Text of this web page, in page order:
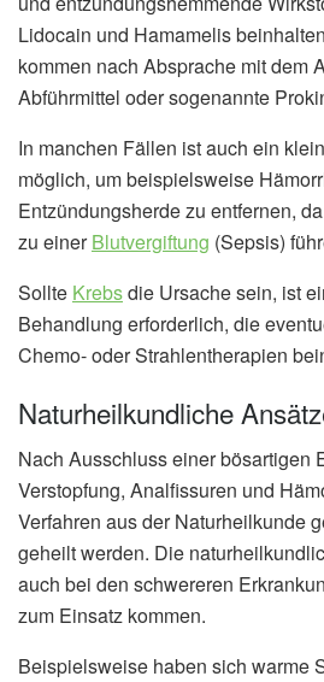
Lidocain und Hamamelis
kommen nach Absprache mit dem
Abführmittel oder sogenannte
In manchen Fällen ist auch ein
möglich, um beispielsweise
Entzündungsherde zu entfernen,
zu einerBlutvergiftung (Sepsis)
Sollte Krebsdie Ursache sein, ist
Behandlung erforderlich, die
Chemo- oder Strahlentherapien
Naturheilkundliche
Nach Ausschluss einer bösartigen
Verstopfung, Analfissuren und
Verfahren aus der Naturheilkunde
geheilt werden. Die
auch bei den schwereren
zum Einsatz kommen.
Beispielsweise haben sich warme